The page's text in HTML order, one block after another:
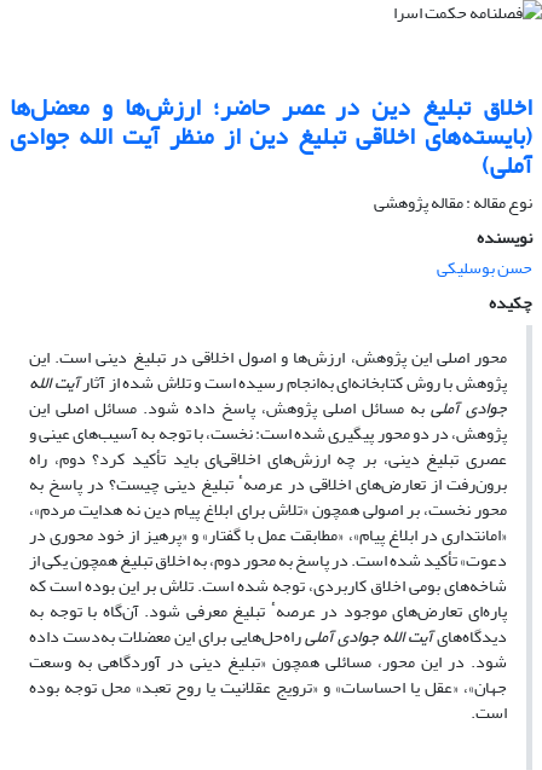
اخلاق تبلیغ دین در عصر حاضر؛ ارزش‌ها و معضل‌ها
(بایسته‌های اخلاقی تبلیغ دین از منظر آیت الله جوادی
آملی)
نوع مقاله : مقاله پژوهشی
نویسنده
حسن بوسلیکی
چکیده
محور اصلی این پژوهش، ارزش‌ها و اصول اخلاقی در تبلیغ دینی است. این
پژوهش با روش کتابخانه‌ای به‌انجام رسیده است و تلاش شده از آثارآیت الله
جوادی آملیبه مسائل اصلی پژوهش، پاسخ داده شود. مسائل اصلی این
پژوهش، در دو محور پیگیری شده است: نخست، با توجه به آسیب‌های عینی و
عصری تبلیغ دینی، بر چه ارزش‌های اخلاقی‌ای باید تأکید کرد؟ دوم، راه
برون‌رفت از تعارض‌های اخلاقی در عرصهٴ تبلیغ دینی چیست؟ در پاسخ به
محور نخست، بر اصولی همچون «تلاش برای ابلاغ پیام دین نه هدایت مردم»،
«امانتداری در ابلاغ پیام»، «مطابقت عمل با گفتار» و «پرهیز از خود محوری در
دعوت» تأکید شده است. در پاسخ به محور دوم، به اخلاق تبلیغ همچون یکی از
شاخه‌های بومی اخلاق کاربردی، توجه شده است. تلاش بر این بوده است که
پاره‌ای تعارض‌های موجود در عرصهٴ تبلیغ معرفی شود. آن‌گاه با توجه به
دیدگاه‌هایآیت الله جوادی آملیراه‌حل‌هایی برای این معضلات به‌دست داده
شود. در این محور، مسائلی همچون «تبلیغ دینی در آوردگاهی به وسعت
جهان»، «عقل یا احساسات» و «ترویج عقلانیت یا روح تعبد» محل توجه بوده
است.